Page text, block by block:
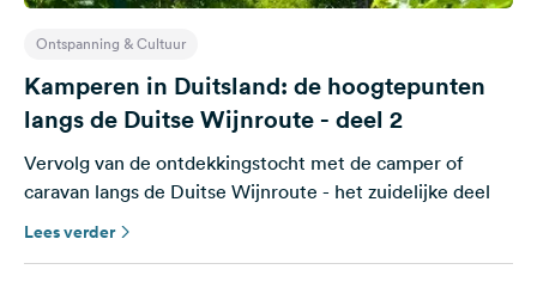
Ontspanning & Cultuur
Kamperen in Duitsland: de hoogtepunten
langs de Duitse Wijnroute - deel 2
Vervolg van de ontdekkingstocht met de camper of
caravan langs de Duitse Wijnroute - het zuidelijke deel
Lees verder